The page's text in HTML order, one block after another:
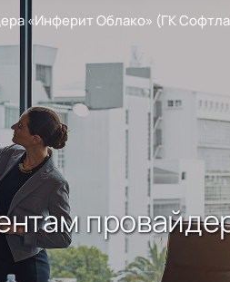
«Инферит Облако» (ГК